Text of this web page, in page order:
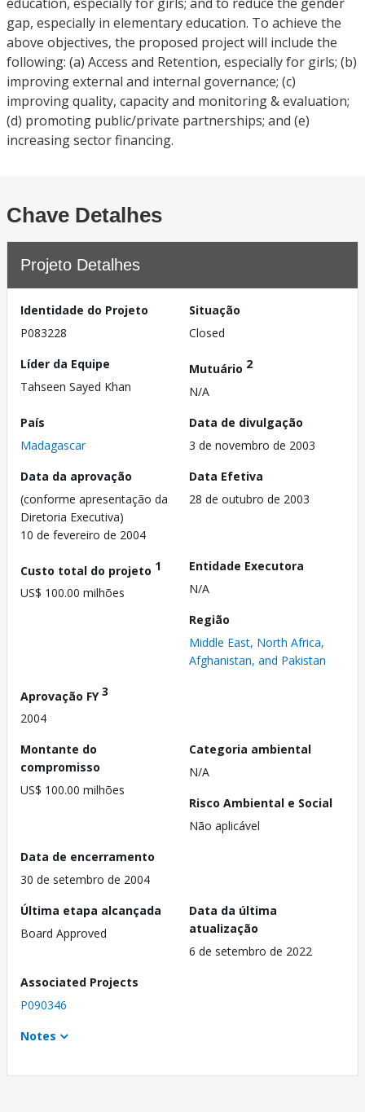
gap, especially in elementary education. To achieve the
above objectives, the proposed project will include the
following: (a) Access and Retention, especially for girls; (b)
improving external and internal governance; (c)
improving quality, capacity and monitoring & evaluation;
(d) promoting public/private partnerships; and (e)
increasing sector financing.
Chave Detalhes
Projeto Detalhes
Identidade do Projeto
P083228
Situação
Closed
Líder da Equipe
Tahseen Sayed Khan
Mutuário 2
N/A
País
Madagascar
Data de divulgação
3 de novembro de 2003
Data da aprovação
(conforme apresentação da
Diretoria Executiva)
10 de fevereiro de 2004
Data Efetiva
28 de outubro de 2003
Custo total do projeto 1
US$ 100.00 milhões
Entidade Executora
N/A
Região
Middle East, North Africa,
Afghanistan, and Pakistan
Aprovação FY3
2004
Montante do
compromisso
US$ 100.00 milhões
Categoria ambiental
N/A
Risco Ambiental e Social
Não aplicável
Data de encerramento
30 de setembro de 2004
Última etapa alcançada
Board Approved
Data da última
atualização
6 de setembro de 2022
Associated Projects
P090346
Notes